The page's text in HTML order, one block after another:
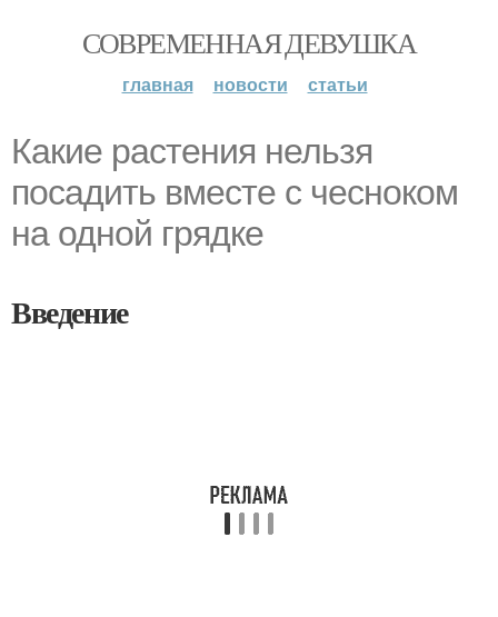
СОВРЕМЕННАЯ ДЕВУШКА
главная новости статьи
Какие растения нельзя
посадить вместе с чесноком
на одной грядке
Введение